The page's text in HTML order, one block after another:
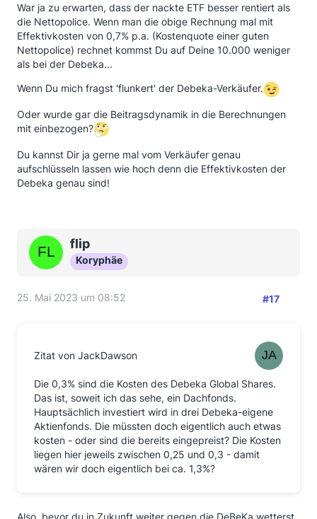
War ja zu erwarten, dass der nackte ETF besser rentiert als
die Nettopolice. Wenn man die obige Rechnung mal mit
Effektivkosten von 0,7% p.a. (Kostenquote einer guten
Nettopolice) rechnet kommst Du auf Deine 10.000 weniger
als bei der Debeka...
Wenn Du mich fragst 'flunkert' der Debeka-Verkäufer.
Oder wurde gar die Beitragsdynamik in die Berechnungen
mit einbezogen?
Du kannst Dir ja gerne mal vom Verkäufer genau
aufschlüsseln lassen wie hoch denn die Effektivkosten der
Debeka genau sind!
flip
Koryphäe
25. Mai 2023 um 08:52 #17
Zitat von JackDawson
Die 0,3% sind die Kosten des Debeka Global Shares.
Das ist, soweit ich das sehe, ein Dachfonds.
Hauptsächlich investiert wird in drei Debeka-eigene
Aktienfonds. Die müssten doch eigentlich auch etwas
kosten - oder sind die bereits eingepreist? Die Kosten
liegen hier jeweils zwischen 0,25 und 0,3 - damit
wären wir doch eigentlich bei ca. 1,3%?
Also, bevor du in Zukunft weiter gegen die DeBeKa wetterst,